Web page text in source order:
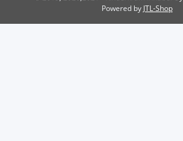
Powered by JTL-Shop